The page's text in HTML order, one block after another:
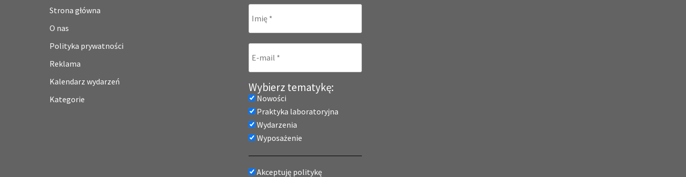
Strona główna
O nas
Polityka prywatności
Reklama
Kalendarz wydarzeń
Kategorie
Wybierz tematykę:
Nowości
Praktyka laboratoryjna
Wydarzenia
Wyposażenie
Akceptuję politykę